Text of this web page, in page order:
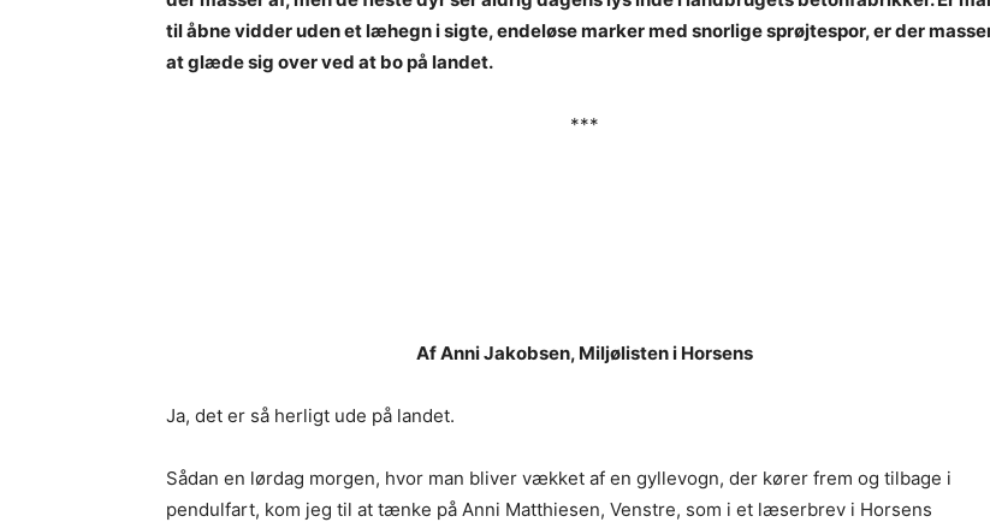
til åbne vidder uden et læhegn i sigte, endeløse marker med snorlige sprøjtespor, er der
at glæde sig over ved at bo på landet.
***
Af Anni Jakobsen, Miljølisten i Horsens
Ja, det er så herligt ude på landet.
Sådan en lørdag morgen, hvor man bliver vækket af en gyllevogn, der kører frem og tilbage i
pendulfart, kom jeg til at tænke på Anni Matthiesen, Venstre, som i et læserbrev i Horsens